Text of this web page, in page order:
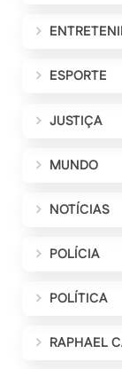
ESPORTE
JUSTIÇA
MUNDO
NOTÍCIAS
POLÍCIA
POLÍTICA
RAPHAEL